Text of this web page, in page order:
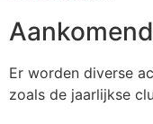
Er worden diverse
zoals de jaarlijkse